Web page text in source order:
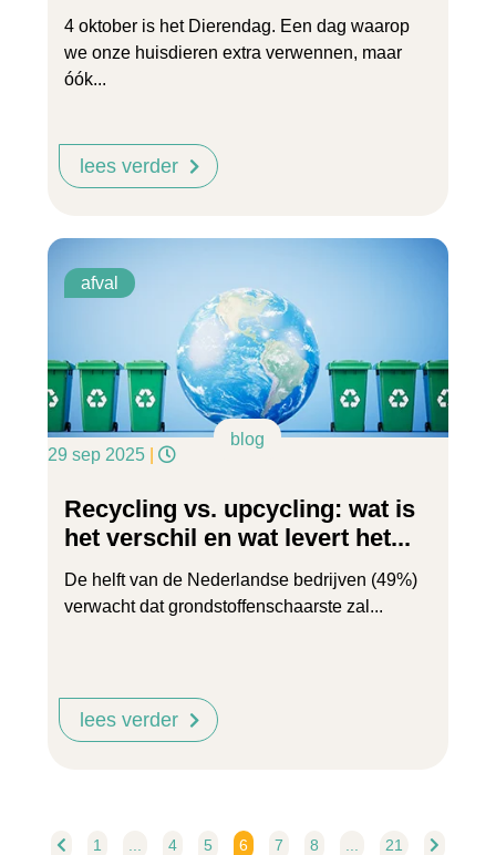
4 oktober is het Dierendag. Een dag waarop
we onze huisdieren extra verwennen, maar
óók...
lees verder
afval
blog
29 sep 2025
Recycling vs. upcycling: wat is
het verschil en wat levert het...
De helft van de Nederlandse bedrijven (49%)
verwacht dat grondstoffenschaarste zal...
lees verder
1 4 5 6 7 8 21